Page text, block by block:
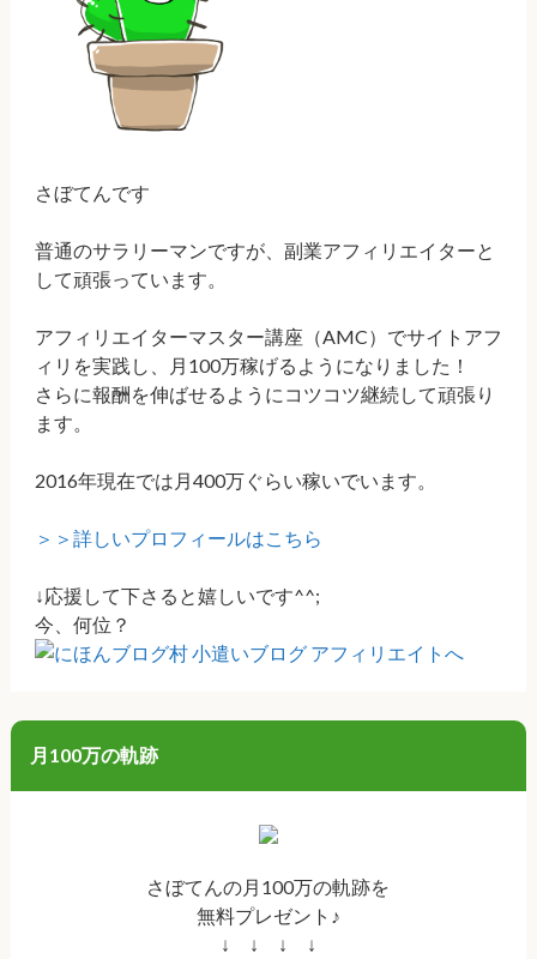
さぼてんです
普通のサラリーマンですが、副業アフィリエイターと
して頑張っています。
アフィリエイターマスター講座（AMC）でサイトアフ
ィリを実践し、月100万稼げるようになりました！
さらに報酬を伸ばせるようにコツコツ継続して頑張り
ます。
2016年現在では月400万ぐらい稼いでいます。
＞＞詳しいプロフィールはこちら
↓応援して下さると嬉しいです^^;
今、何位？
月100万の軌跡
さぼてんの月100万の軌跡を
無料プレゼント♪
↓ ↓ ↓ ↓